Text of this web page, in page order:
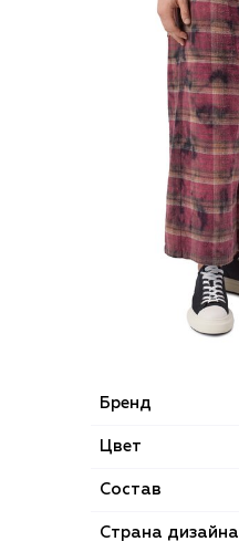
Бренд
Цвет
Состав
Страна дизайна